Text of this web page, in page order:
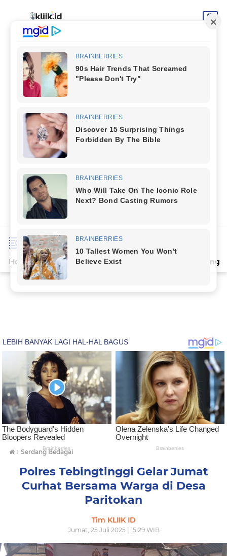
Home Terpopuler Indeks Deli Serdang
› Serdang Bedagai
Polres Tebingtinggi Gelar Jumat
Curhat Bersama Warga di Desa
Paritokan
Tim KLIIK ID
Jumat, 25 Juli 2025 | 15:29 WIB